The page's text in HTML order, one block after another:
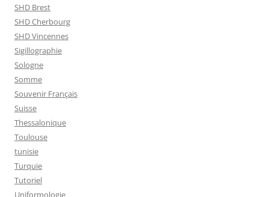
SHD Brest
SHD Cherbourg
SHD Vincennes
Sigillographie
Sologne
Somme
Souvenir Français
Suisse
Thessalonique
Toulouse
tunisie
Turquie
Tutoriel
Uniformologie